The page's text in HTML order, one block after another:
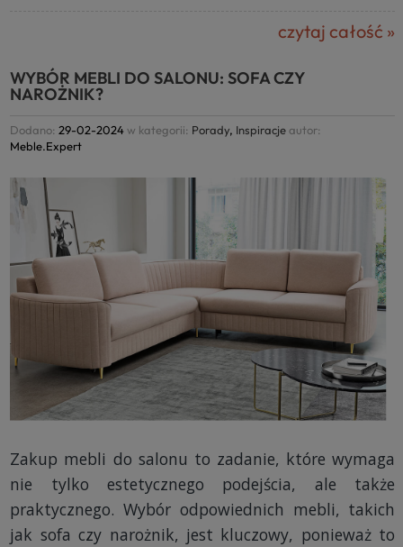
czytaj całość »
WYBÓR MEBLI DO SALONU: SOFA CZY
NAROŻNIK?
Dodano:29-02-2024w kategorii: Porady, Inspiracje autor:
Meble.Expert
Zakup mebli do salonu to zadanie, które wymaga
nie tylko estetycznego podejścia, ale także
praktycznego. Wybór odpowiednich mebli, takich
jak sofa czy narożnik, jest kluczowy, ponieważ to